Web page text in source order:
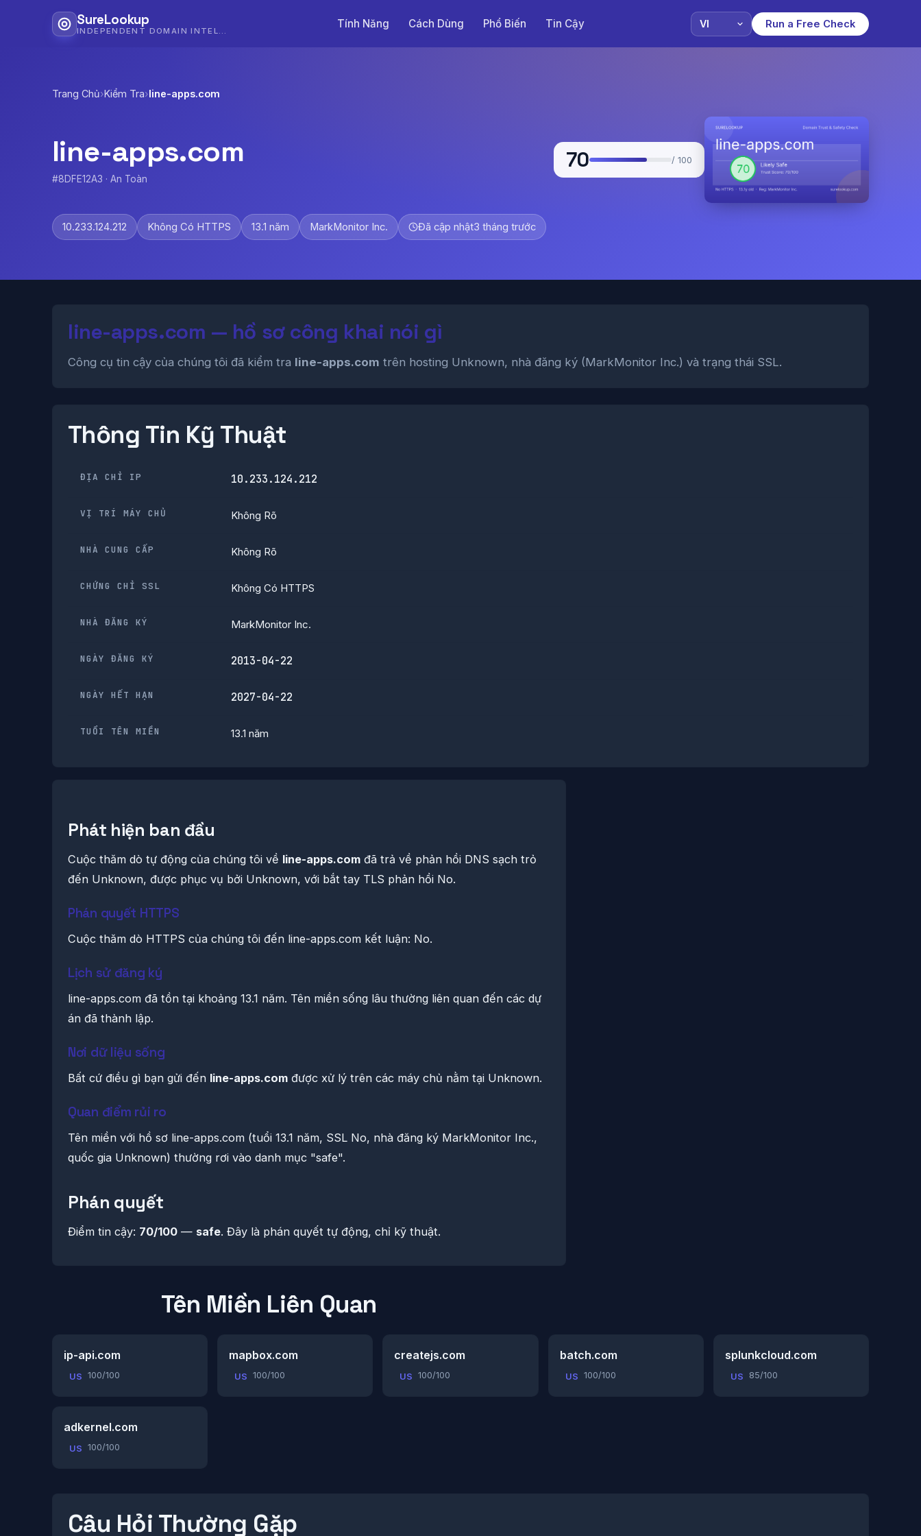
SureLookup Tính Năng Cách Dùng Phổ Biến Tin Cậy Run a Free Check
Trang Chủ›Kiểm Tra›line-apps.com
line-apps.com
#8DFE12A3 · An Toàn
70 / 100
10.233.124.212 Không Có HTTPS 13.1 năm MarkMonitor Inc. Đã cập nhật3 tháng trước
line-apps.com — hồ sơ công khai nói gì
Công cụ tin cậy của chúng tôi đã kiểm tra line-apps.com trên hosting Unknown, nhà đăng ký (MarkMonitor Inc.) và trạng thái SSL.
Thông Tin Kỹ Thuật
ĐỊA CHỈ IP 10.233.124.212
VỊ TRÍ MÁY CHỦ Không Rõ
NHÀ CUNG CẤP Không Rõ
CHỨNG CHỈ SSL Không Có HTTPS
NHÀ ĐĂNG KÝ MarkMonitor Inc.
NGÀY ĐĂNG KÝ 2013-04-22
NGÀY HẾT HẠN 2027-04-22
TUỔI TÊN MIỀN 13.1 năm
Phát hiện ban đầu
Cuộc thăm dò tự động của chúng tôi về line-apps.com đã trả về phản hồi DNS sạch trỏ
đến Unknown, được phục vụ bởi Unknown, với bắt tay TLS phản hồi No.
Phán quyết HTTPS
Cuộc thăm dò HTTPS của chúng tôi đến line-apps.com kết luận: No.
Lịch sử đăng ký
line-apps.com đã tồn tại khoảng 13.1 năm. Tên miền sống lâu thường liên quan đến các dự
án đã thành lập.
Nơi dữ liệu sống
Bất cứ điều gì bạn gửi đến line-apps.com được xử lý trên các máy chủ nằm tại Unknown.
Quan điểm rủi ro
Tên miền với hồ sơ line-apps.com (tuổi 13.1 năm, SSL No, nhà đăng ký MarkMonitor Inc.,
quốc gia Unknown) thường rơi vào danh mục "safe".
Phán quyết
Điểm tin cậy: 70/100 — safe. Đây là phán quyết tự động, chỉ kỹ thuật.
Tên Miền Liên Quan
ip-api.com
US 100/100
mapbox.com
US 100/100
createjs.com
US 100/100
batch.com
US 100/100
splunkcloud.com
US 85/100
adkernel.com
US 100/100
Câu Hỏi Thường Gặp